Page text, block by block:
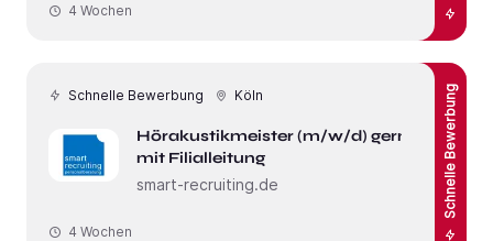
4 Wochen
Schnelle Bewerbung Köln
Hörakustikmeister (m/w/d) gerne
mit Filialleitung
smart-recruiting.de
Schnelle Bewerbung
4 Wochen